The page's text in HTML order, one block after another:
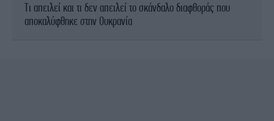
Τι απειλεί και τι δεν απειλεί το σκάνδαλο διαφθοράς που
αποκαλύφθηκε στην Ουκρανία